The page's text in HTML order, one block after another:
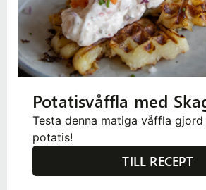
Potatisvåffla med
Testa denna matiga våffla
potatis!
TILL RECEPT